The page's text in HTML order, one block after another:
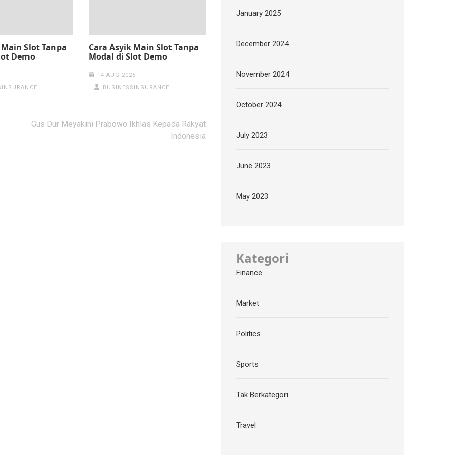
Slot Tanpa
Demo
Cara Asyik Main Slot Tanpa
Modal di Slot Demo
14 AUG 2025
BUSINESSINSURANCE
Gus Dur Meyakini Prabowo Ikhlas Kepada Rakyat
Indonesia
January 2025
December 2024
November 2024
October 2024
July 2023
June 2023
May 2023
Kategori
Finance
Market
Politics
Sports
Tak Berkategori
Travel